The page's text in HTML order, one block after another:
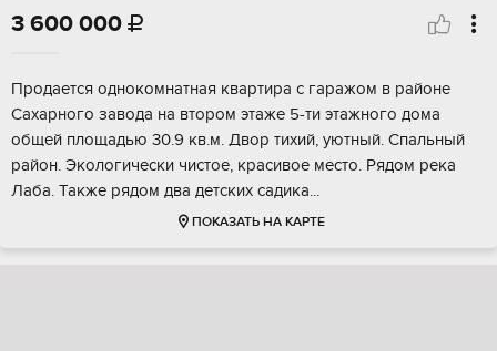
3 600 000 
Продается однокомнатная квартира с гаражом в районе
Сахарного завода на втором этаже 5-ти этажного дома
общей площадью 30.9 кв.м. Двор тихий, уютный. Спальный
район. Экологически чистое, красивое место. Рядом река
Лаба. Также рядом два детских садика...
ПОКАЗАТЬ НА КАРТЕ